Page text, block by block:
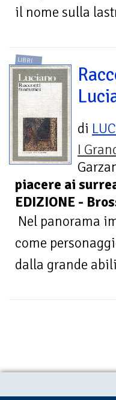
il nome sulla
LIBRI
di
I
piacere ai
EDIZIONE -
Nel panorama
come
dalla grande